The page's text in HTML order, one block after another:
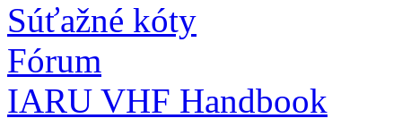
Súťažné kóty
Fórum
IARU VHF Handbook